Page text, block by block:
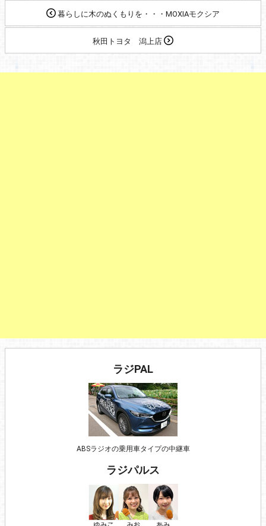
暮らしに木のぬくもりを・・・MOXIAモクシア
秋田トヨタ 潟上店
ラジPAL
ABSラジオの乗用車タイプの中継車
ラジパルス